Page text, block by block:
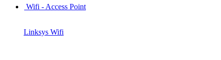
Wifi - Access Point
Linksys Wifi